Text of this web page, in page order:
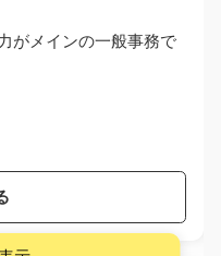
がメインの一般事務で